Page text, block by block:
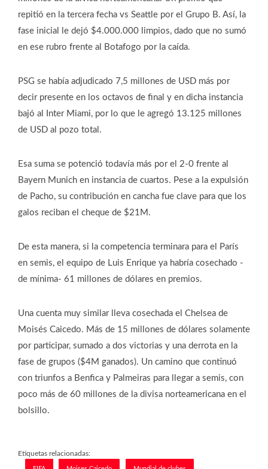
repitió en la tercera fecha vs Seattle por el Grupo B. Así, la
fase inicial le dejó $4.000.000 limpios, dado que no sumó
en ese rubro frente al Botafogo por la caída.
PSG se había adjudicado 7,5 millones de USD más por
decir presente en los octavos de final y en dicha instancia
bajó al Inter Miami, por lo que le agregó 13.125 millones
de USD al pozo total.
Esa suma se potenció todavía más por el 2-0 frente al
Bayern Munich en instancia de cuartos. Pese a la expulsión
de Pacho, su contribución en cancha fue clave para que los
galos reciban el cheque de $21M.
De esta manera, si la competencia terminara para el París
en semis, el equipo de Luis Enrique ya habría cosechado -
de mínima- 61 millones de dólares en premios.
Una cuenta muy similar lleva cosechada el Chelsea de
Moisés Caicedo. Más de 15 millones de dólares solamente
por participar, sumado a dos victorias y una derrota en la
fase de grupos ($4M ganados). Un camino que continuó
con triunfos a Benfica y Palmeiras para llegar a semis, con
poco más de 60 millones de la divisa norteamericana en el
bolsillo.
Etiquetas relacionadas: